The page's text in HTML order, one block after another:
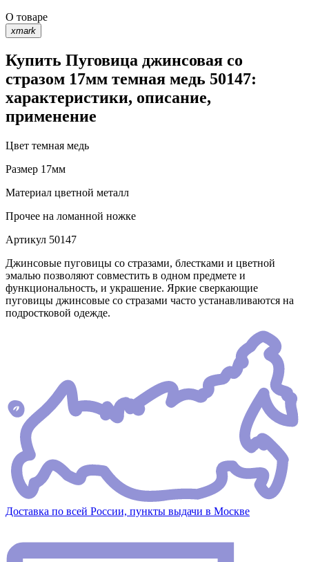
О товаре
xmark
Купить Пуговица джинсовая со
стразом 17мм темная медь 50147:
характеристики, описание,
применение
Цвет темная медь
Размер 17мм
Материал цветной металл
Прочее на ломанной ножке
Артикул 50147
Джинсовые пуговицы со стразами, блестками и цветной
эмалью позволяют совместить в одном предмете и
функциональность, и украшение. Яркие сверкающие
пуговицы джинсовые со стразами часто устанавливаются на
подростковой одежде.
Доставка по всей России, пункты выдачи в Москве